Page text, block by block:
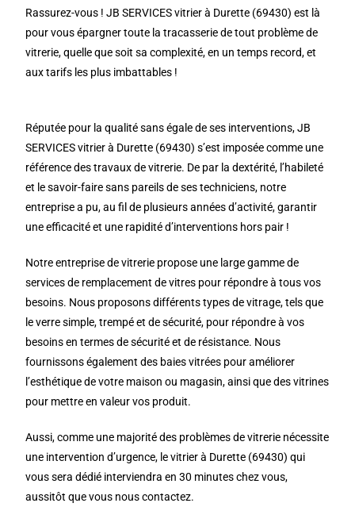
Rassurez-vous ! JB SERVICES vitrier à Durette (69430) est là
pour vous épargner toute la tracasserie de tout problème de
vitrerie, quelle que soit sa complexité, en un temps record, et
aux tarifs les plus imbattables !
Réputée pour la qualité sans égale de ses interventions, JB
SERVICES vitrier à Durette (69430) s’est imposée comme une
référence des travaux de vitrerie. De par la dextérité, l’habileté
et le savoir-faire sans pareils de ses techniciens, notre
entreprise a pu, au fil de plusieurs années d’activité, garantir
une efficacité et une rapidité d’interventions hors pair !
Notre entreprise de vitrerie propose une large gamme de
services de remplacement de vitres pour répondre à tous vos
besoins. Nous proposons différents types de vitrage, tels que
le verre simple, trempé et de sécurité, pour répondre à vos
besoins en termes de sécurité et de résistance. Nous
fournissons également des baies vitrées pour améliorer
l’esthétique de votre maison ou magasin, ainsi que des vitrines
pour mettre en valeur vos produit.
Aussi, comme une majorité des problèmes de vitrerie nécessite
une intervention d’urgence, le vitrier à Durette (69430) qui
vous sera dédié interviendra en 30 minutes chez vous,
aussitôt que vous nous contactez.